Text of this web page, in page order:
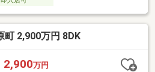
町 2,900万円 8DK
2,900万円